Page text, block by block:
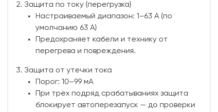
2. Защита по току (перегрузка)
Настраиваемый диапазон: 1–63 А (по
умолчанию 63 А)
Предохраняет кабели и технику от
перегрева и повреждения.
3. Защита от утечки тока
Порог: 10–99 мА
При трёх подряд срабатываниях защита
блокирует автоперезапуск — до проверки